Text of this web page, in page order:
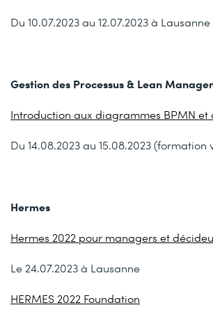
Du 10.07.2023 au 12.07.2023 à Lausanne
Gestion des Processus & Lean
Introduction aux diagrammes BPMN et
Du 14.08.2023 au 15.08.2023 (formation
Hermes
Hermes 2022 pour managers et
Le 24.07.2023 à Lausanne
HERMES 2022 Foundation